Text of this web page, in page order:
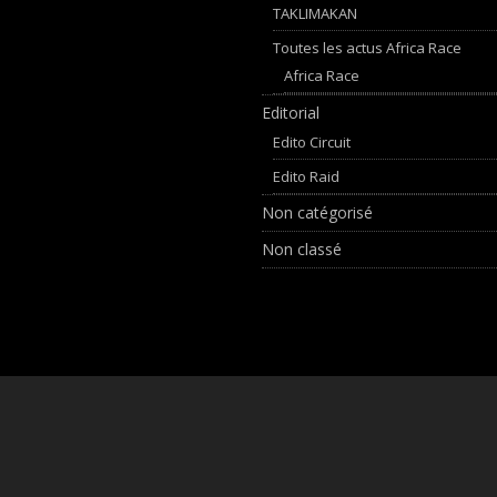
TAKLIMAKAN
Toutes les actus Africa Race
Africa Race
Editorial
Edito Circuit
Edito Raid
Non catégorisé
Non classé